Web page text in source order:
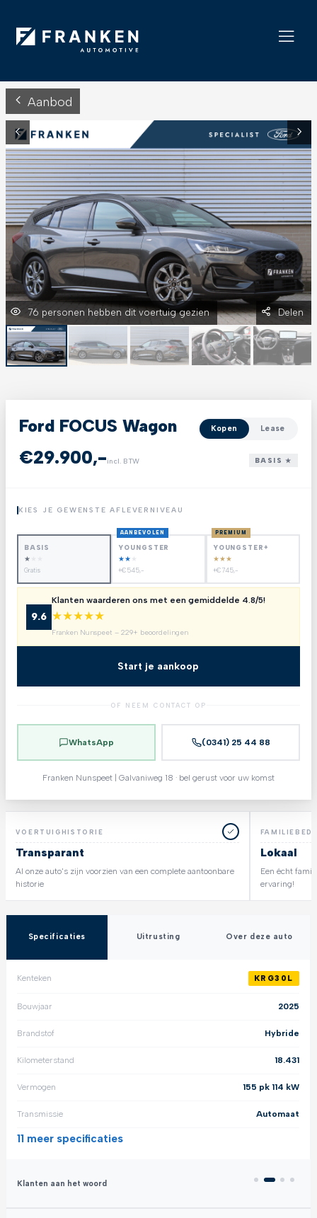
76 personen hebben dit voertuig gezien Delen
Aanbod
Ford FOCUS Wagon Kopen Lease
€29.900,-incl. BTW BASIS ★
KIES JE GEWENSTE AFLEVERNIVEAU
BASIS
★
Gratis
AANBEVOLEN
YOUNGSTER
★★ ★
+€545,-
PREMIUM
YOUNGSTER+
★★★
+€745,-
9.6
Klanten waarderen ons met een gemiddelde 4.8/5!
★★★★★
Franken Nunspeet – 229+ beoordelingen
Start je aankoop
OF NEEM CONTACT OP
WhatsApp (0341) 25 44 88
Franken Nunspeet | Galvaniweg 18 · bel gerust voor uw komst
VOERTUIGHISTORIE
Transparant
Al onze auto's zijn voorzien van een complete aantoonbare
historie
Lokaal
Een écht
ervaring!
Specificaties Uitrusting Over deze auto
Kenteken KRG30L
Bouwjaar 2025
Brandstof Hybride
Kilometerstand 18.431
Vermogen 155 pk 114 kW
Transmissie Automaat
11 meer specificaties
Klanten aan het woord